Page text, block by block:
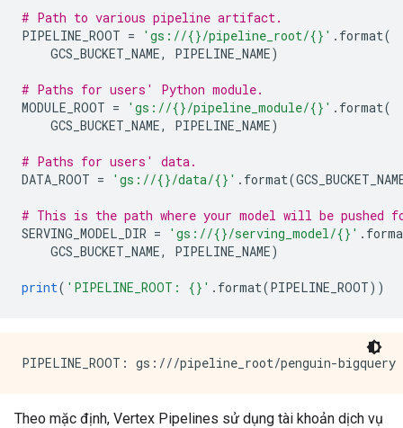
# Path to various pipeline artifact.
PIPELINE_ROOT = 'gs://{}/pipeline_root/{}' . format(
GCS_BUCKET_NAME, PIPELINE_NAME)
# Paths for users' Python module.
MODULE_ROOT = 'gs://{}/pipeline_module/{}' . format(
GCS_BUCKET_NAME, PIPELINE_NAME)
# Paths for users' data.
DATA_ROOT = 'gs://{}/data/{}' . format(
# This is the path where your model will be pushed
SERVING_MODEL_DIR = 'gs://{}/serving_model/{}' .
GCS_BUCKET_NAME, PIPELINE_NAME)
print( 'PIPELINE_ROOT: {}' . format(PIPELINE_ROOT))
Theo mặc định, Vertex Pipelines sử dụng tài khoản dịch vụ